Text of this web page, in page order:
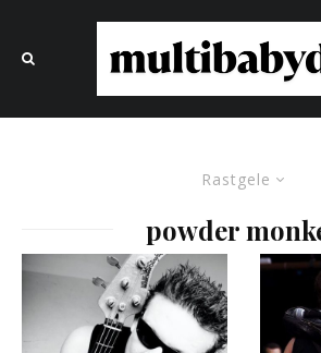
Rastgele
powder